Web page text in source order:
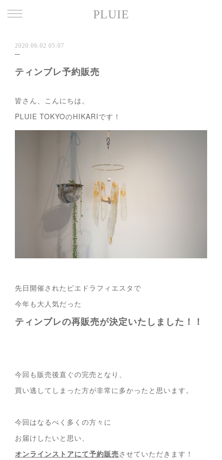
PLUIE
2020.06.02 05:07
ティンブレ予約販売
皆さん、こんにちは。
PLUIE TOKYOのHIKARIです！
先日開催されたピエドラフィエスタで
今年も大人気だった
ティンブレの再販売が決定いたしました！！
今回も販売後直ぐの完売となり、
買い逃してしまった方が非常に多かったと思います。
今回はなるべく多くの方々に
お届けしたいと思い、
オンラインストアにて予約販売させていただきます！